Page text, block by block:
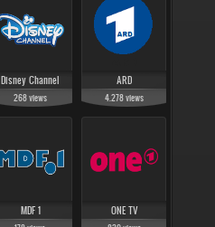
Disney Channel
268views
ARD
4.278views
MDF 1 ONE TV